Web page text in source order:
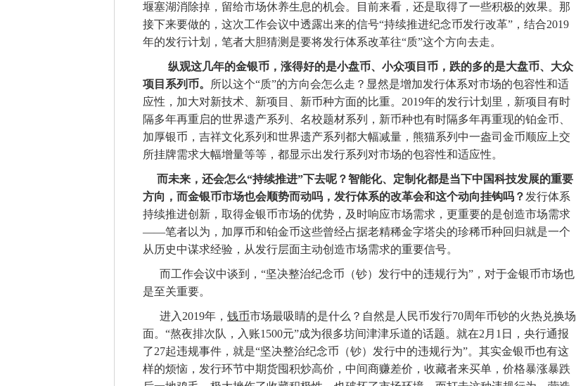
堰塞湖消除掉，留给市场休养生息的机会。目前来看，还是取得了一些积极的效果。那
接下来要做的，这次工作会议中透露出来的信号“持续推进纪念币发行改革”，结合2019
年的发行计划，笔者大胆猜测是要将发行体系改革往“质”这个方向去走。
纵观这几年的金银币，涨得好的是小盘币、小众项目币，跌的多的是大盘币、大众
项目系列币。
所以这个“质”的方向会怎么走？显然是增加发行体系对市场的包容性和适
应性，加大对新技术、新项目、新币种方面的比重。2019年的发行计划里，新项目有时
隔多年再重启的世界遗产系列、名校题材系列，新币种也有时隔多年再重现的铂金币、
加厚银币，吉祥文化系列和世界遗产系列都大幅减量，熊猫系列中一盎司金币顺应上交
所挂牌需求大幅增量等等，都显示出发行系列对市场的包容性和适应性。
而未来，还会怎么“持续推进”下去呢？智能化、定制化都是当下中国科技发展的重要
方向，而金银币市场也会顺势而动吗，发行体系的改革会和这个动向挂钩吗？ 发行体系
持续推进创新，取得金银币市场的优势，及时响应市场需求，更重要的是创造市场需求
——笔者以为，加厚币和铂金币这些曾经占据老精稀金字塔尖的珍稀币种回归就是一个
从历史中谋求经验，从发行层面主动创造市场需求的重要信号。
而工作会议中谈到， “坚决整治纪念币（钞）发行中的违规行为”，对于金银币市场也
是至关重要。
进入 2019年， 钱币市场最吸睛的是什么？自然是人民币发行70周年币钞的火热兑换场
面。“熬夜排次队，入账1500元”成为很多坊间津津乐道的话题。就在2月1日，央行通报
了27起违规事件，就是“坚决整治纪念币（钞）发行中的违规行为”。其实金银币也有这
样的烦恼，发行环节中期货囤积炒高价，中间商赚差价，收藏者来买单，价格暴涨暴跌